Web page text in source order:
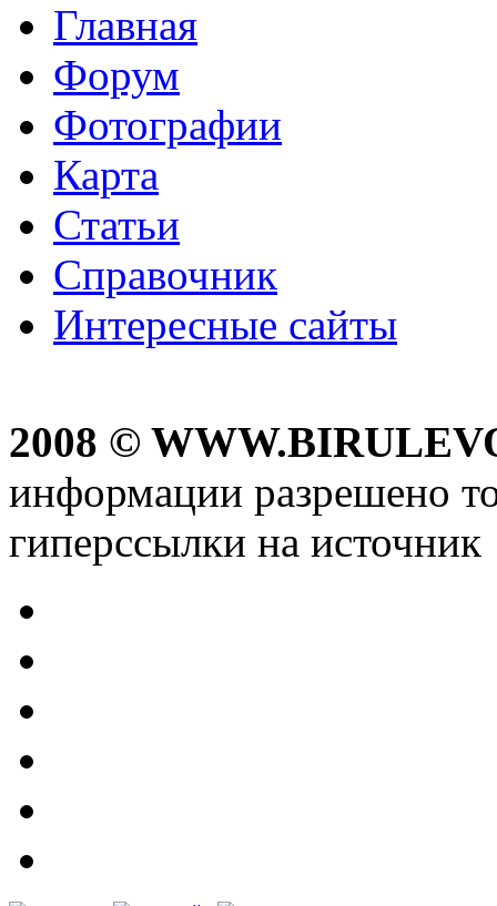
Главная
Форум
Фотографии
Карта
Статьи
Справочник
Интересные сайты
2008 ©
информации разрешено
гиперссылки на источник